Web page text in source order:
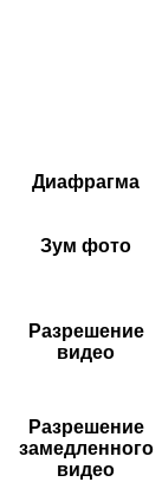
Диафрагма
Зум фото
Разрешение
видео
Разрешение
замедленного
видео